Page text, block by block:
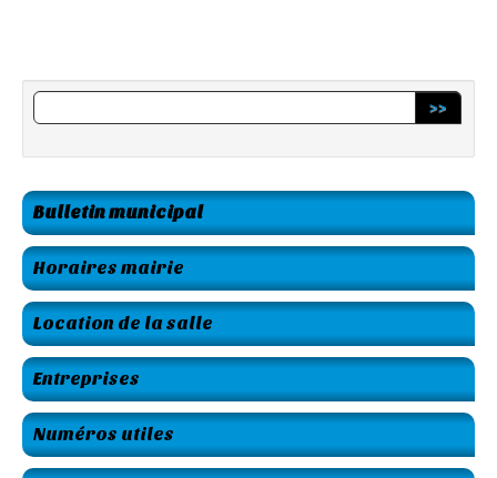
>>
Bulletin municipal
Horaires mairie
Location de la salle
Entreprises
Numéros utiles